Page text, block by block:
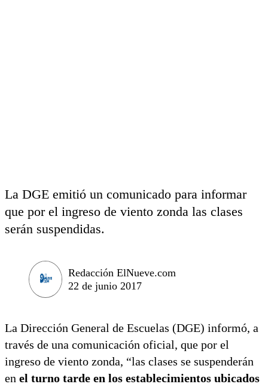
La DGE emitió un comunicado para informar
que por el ingreso de viento zonda las clases
serán suspendidas.
Redacción ElNueve.com
22 de junio 2017
La Dirección General de Escuelas (DGE) informó, a
través de una comunicación oficial, que por el
ingreso de viento zonda, “las clases se suspenderán
en el turno tarde en los establecimientos ubicados